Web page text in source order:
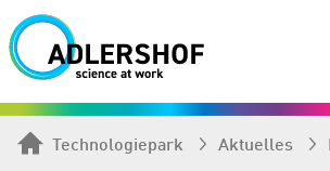
Technologiepark Aktuelles